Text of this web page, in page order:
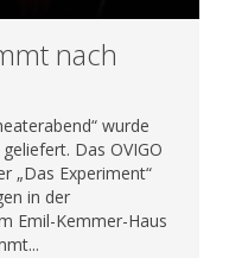
nach
wurde
Das OVIGO
„Das Experiment“
in der
Emil-Kemmer-Haus